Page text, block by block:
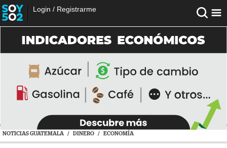
Login / Registrarme
NOTICIAS GUATEMALA / DINERO / ECONOMÍA